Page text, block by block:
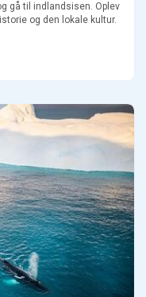
gå til indlandsisen. Oplev
og den lokale kultur.